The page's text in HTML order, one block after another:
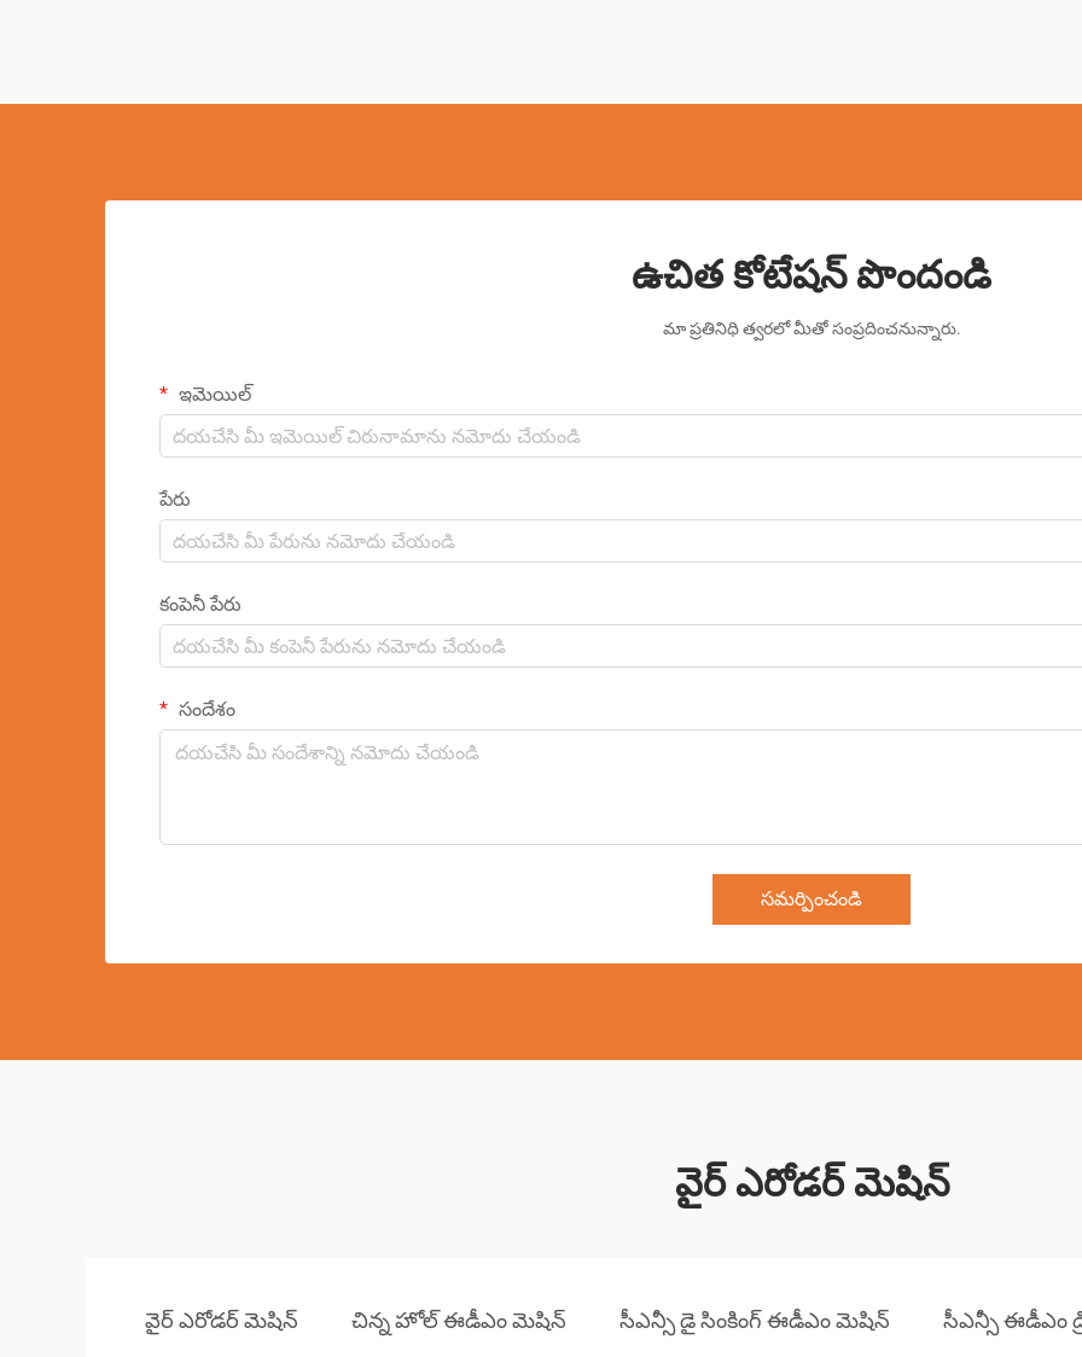
ఉచిత కోటేషన్ పొందండి
మా ప్రతినిధి త్వరలో మీతో సంప్రదించనున్నారు.
ఇమెయిల్
పేరు
కంపెనీ పేరు
సందేశం
సమర్పించండి
వైర్ ఎరోడర్ మెషిన్
వైర్ ఎరోడర్ మెషిన్ చిన్న హోల్ ఈడీఎం మెషిన్ సీఎన్సీ డై సింకింగ్ ఈడీఎం మెషిన్ సీఎన్సీ ఈడీఎం